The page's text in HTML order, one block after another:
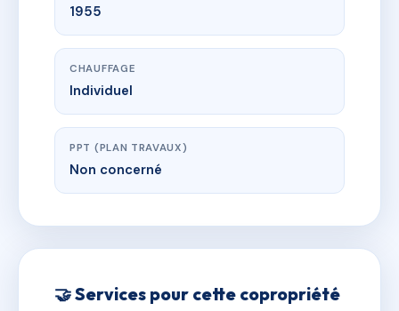
1955
CHAUFFAGE
Individuel
PPT (PLAN TRAVAUX)
Non concerné
🤝 Services pour cette copropriété